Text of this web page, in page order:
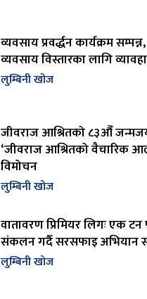
व्यवसाय प्रवर्द्धन कार्यक्रम
व्यवसाय विस्तारका लागि
लुम्बिनी खोज
जीवराज आश्रितको ८३औँ
‘जीवराज आश्रितको वैचारिक
विमोचन
लुम्बिनी खोज
वातावरण प्रिमियर लिगः एक टन
संकलन गर्दै सरसफाइ अभियान
लुम्बिनी खोज